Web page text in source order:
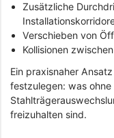
Zusätzliche
Verschieben von
Kollisionen
Ein praxisnaher
festzulegen: was
freizuhalten sind.